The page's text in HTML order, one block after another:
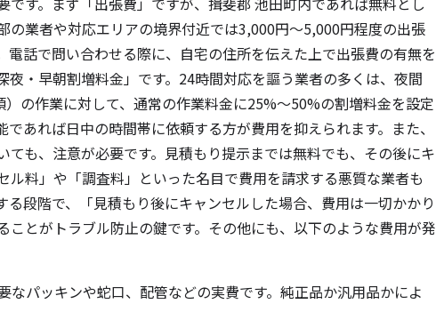
の業者や対応エリアの境界付近では3,000円～5,000円程度の出張
電話で問い合わせる際に、自宅の住所を伝えた上で出張費の有無を
夜・早朝割増料金」です。24時間対応を謳う業者の多くは、夜間
）の作業に対して、通常の作業料金に25%～50%の割増料金を設定
であれば日中の時間帯に依頼する方が費用を抑えられます。また、
ても、注意が必要です。見積もり提示までは無料でも、その後にキ
ル料」や「調査料」といった名目で費用を請求する悪質な業者も
る段階で、「見積もり後にキャンセルした場合、費用は一切かかり
ことがトラブル防止の鍵です。その他にも、以下のような費用が発
なパッキンや蛇口、配管などの実費です。純正品か汎用品かによ